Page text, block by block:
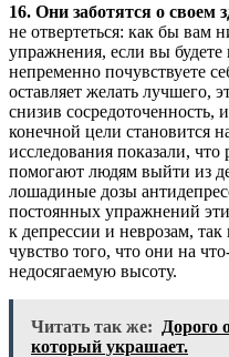
16. Они заботятся о своем
не отвертеться: как бы вам
упражнения, если вы будете
непременно почувствуете
оставляет желать лучшего,
снизив сосредоточенность,
конечной цели становится
исследования показали,
помогают людям выйти из
лошадиные дозы
постоянных упражнений
к депрессии и неврозам,
чувство того, что они на
недосягаемую высоту.
Читать так же:
Дорого
который украшает.